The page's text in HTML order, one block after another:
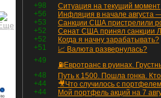
+98
Ситуация на текущий момент
+56
+53
+52
+52
Когда я начну зарабатывать?
+51
📈 Валюта развернулась?
+49
+48
+44
+44